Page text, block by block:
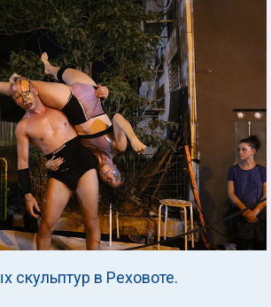
скульптур в Реховоте.